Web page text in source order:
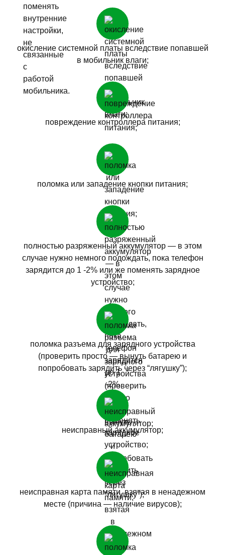
окисление системной платы вследствие попавшей
в мобильник влаги;
повреждение контроллера питания;
поломка или западение кнопки питания;
полностью разряженный аккумулятор — в этом
случае нужно немного подождать, пока телефон
зарядится до 1 -2% или же поменять зарядное
устройство;
поломка разъема для зарядного устройства
(проверить просто — вынуть батарею и
попробовать зарядить через “лягушку”);
неисправный аккумулятор;
неисправная карта памяти, взятая в ненадежном
месте (причина — наличие вирусов);